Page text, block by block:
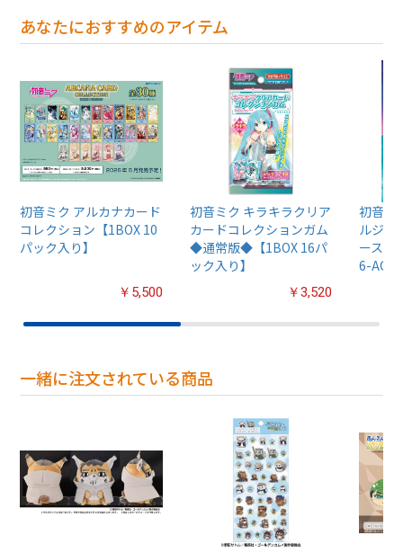
あなたにおすすめのアイテム
初音ミク アルカナカード
コレクション【1BOX 10
パック入り】
￥5,500
初音ミク キラキラクリア
カードコレクションガム
◆通常版◆【1BOX 16パ
ック入り】
￥3,520
初音ミ
ルジグ
ース【
6-AC80
一緒に注文されている商品